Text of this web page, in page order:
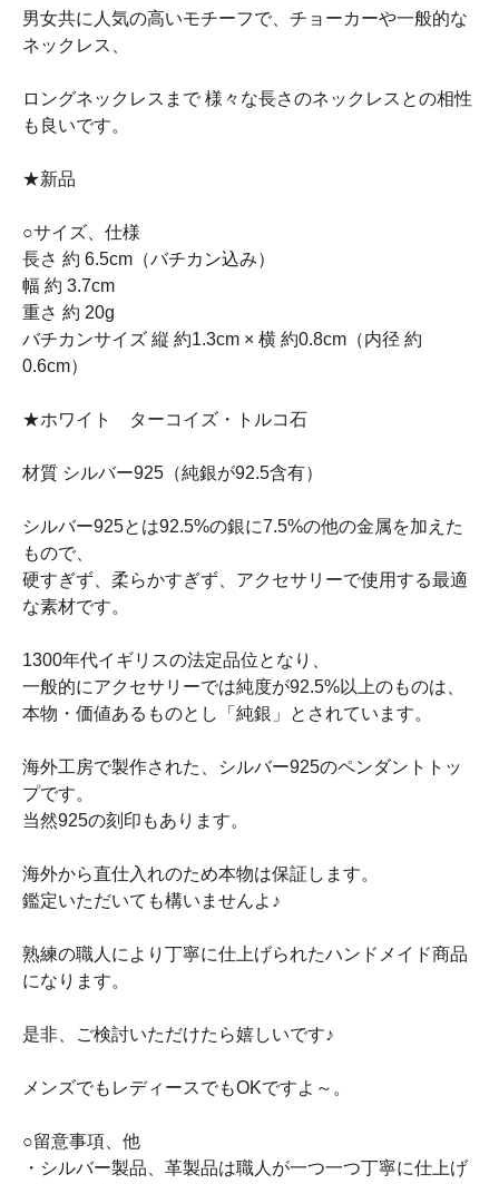
男女共に人気の高いモチーフで、チョーカーや一般的な
ネックレス、
ロングネックレスまで 様々な長さのネックレスとの相性
も良いです。
★新品
○サイズ、仕様
長さ 約 6.5cm（バチカン込み）
幅 約 3.7cm
重さ 約 20g
バチカンサイズ 縦 約1.3cm × 横 約0.8cm（内径 約
0.6cm）
★ホワイト ターコイズ・トルコ石
材質 シルバー925（純銀が92.5含有）
シルバー925とは92.5%の銀に7.5%の他の金属を加えた
もので、
硬すぎず、柔らかすぎず、アクセサリーで使用する最適
な素材です。
1300年代イギリスの法定品位となり、
一般的にアクセサリーでは純度が92.5%以上のものは、
本物・価値あるものとし「純銀」とされています。
海外工房で製作された、シルバー925のペンダントトッ
プです。
当然925の刻印もあります。
海外から直仕入れのため本物は保証します。
鑑定いただいても構いませんよ♪
熟練の職人により丁寧に仕上げられたハンドメイド商品
になります。
是非、ご検討いただけたら嬉しいです♪
メンズでもレディースでもOKですよ～。
○留意事項、他
・シルバー製品、革製品は職人が一つ一つ丁寧に仕上げ